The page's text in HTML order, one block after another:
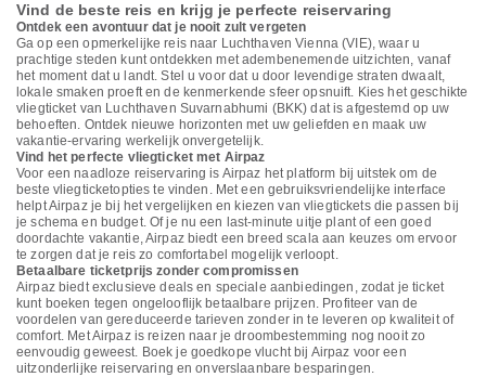
Vind de beste reis en krijg je perfecte reiservaring
Ontdek een avontuur dat je nooit zult vergeten
Ga op een opmerkelijke reis naar Luchthaven Vienna (VIE), waar u
prachtige steden kunt ontdekken met adembenemende uitzichten, vanaf
het moment dat u landt. Stel u voor dat u door levendige straten dwaalt,
lokale smaken proeft en de kenmerkende sfeer opsnuift. Kies het geschikte
vliegticket van Luchthaven Suvarnabhumi (BKK) dat is afgestemd op uw
behoeften. Ontdek nieuwe horizonten met uw geliefden en maak uw
vakantie-ervaring werkelijk onvergetelijk.
Vind het perfecte vliegticket met Airpaz
Voor een naadloze reiservaring is Airpaz het platform bij uitstek om de
beste vliegticketopties te vinden. Met een gebruiksvriendelijke interface
helpt Airpaz je bij het vergelijken en kiezen van vliegtickets die passen bij
je schema en budget. Of je nu een last-minute uitje plant of een goed
doordachte vakantie, Airpaz biedt een breed scala aan keuzes om ervoor
te zorgen dat je reis zo comfortabel mogelijk verloopt.
Betaalbare ticketprijs zonder compromissen
Airpaz biedt exclusieve deals en speciale aanbiedingen, zodat je ticket
kunt boeken tegen ongelooflijk betaalbare prijzen. Profiteer van de
voordelen van gereduceerde tarieven zonder in te leveren op kwaliteit of
comfort. Met Airpaz is reizen naar je droombestemming nog nooit zo
eenvoudig geweest. Boek je goedkope vlucht bij Airpaz voor een
uitzonderlijke reiservaring en onverslaanbare besparingen.